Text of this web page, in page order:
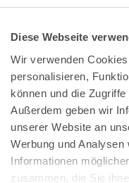
Diese Webseite
Wir verwenden
personalisieren,
können und die
Außerdem geben wir
unserer Website an
Werbung und
Informationen
zusammen, die Sie
Bundeskanzlerplatz 2
53113 Bonn